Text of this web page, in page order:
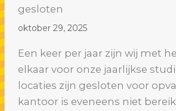
gesloten
oktober 29, 2025
Een keer per jaar zijn wij met
elkaar voor onze jaarlijkse
locaties zijn gesloten voor
kantoor is eveneens niet